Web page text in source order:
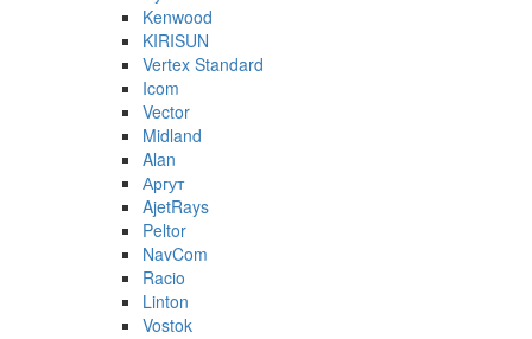
Kenwood
KIRISUN
Vertex Standard
Icom
Vector
Midland
Alan
Аргут
AjetRays
Peltor
NavCom
Racio
Linton
Vostok